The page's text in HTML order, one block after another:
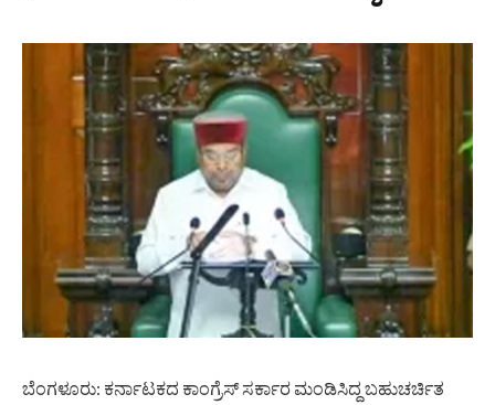
ಬೆಂಗಳೂರು: ಕರ್ನಾಟಕದ ಕಾಂಗ್ರೆಸ್ ಸರ್ಕಾರ ಮಂಡಿಸಿದ್ದ ಬಹುಚರ್ಚಿತ